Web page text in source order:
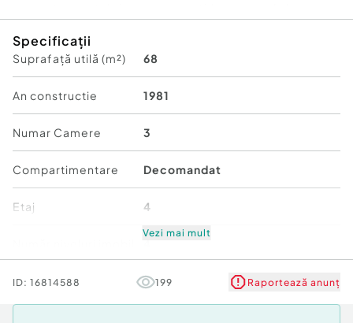
negociabil.
Confort:1
Tip imobil:Bloc de apartamente
Număr Băi:2
Posibilitate parcare: Nu
Specificații
Suprafață utilă (m²) 68
An constructie 1981
Numar Camere 3
Compartimentare Decomandat
Etaj 4
Stare Bună
Vezi mai mult
ID: 16814588 199 Raportează anunț